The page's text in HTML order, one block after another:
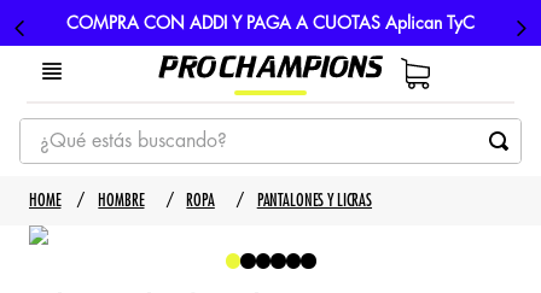
COMPRA CON ADDI Y PAGA A CUOTAS Aplican TyC
¿Qué estás buscando?
TÉRMINOS MÁS BUSCADOS
1
HOMBRE ROPA PANTALONES Y LICRAS